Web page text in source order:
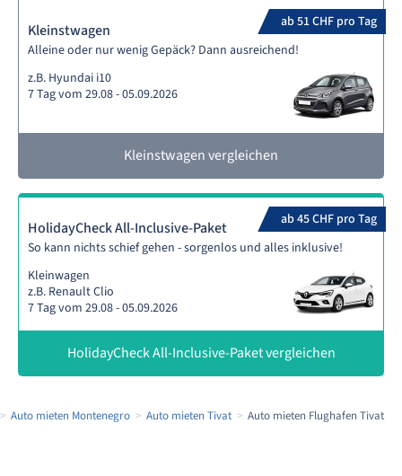
ab 51 CHF pro Tag
Kleinstwagen
Alleine oder nur wenig Gepäck? Dann ausreichend!
z.B. Hyundai i10
7 Tag vom 29.08 - 05.09.2026
Kleinstwagen vergleichen
ab 45 CHF pro Tag
HolidayCheck All-Inclusive-Paket
So kann nichts schief gehen - sorgenlos und alles inklusive!
Kleinwagen
z.B. Renault Clio
7 Tag vom 29.08 - 05.09.2026
HolidayCheck All-Inclusive-Paket vergleichen
Auto mieten Montenegro Auto mieten Tivat Auto mieten Flughafen Tivat